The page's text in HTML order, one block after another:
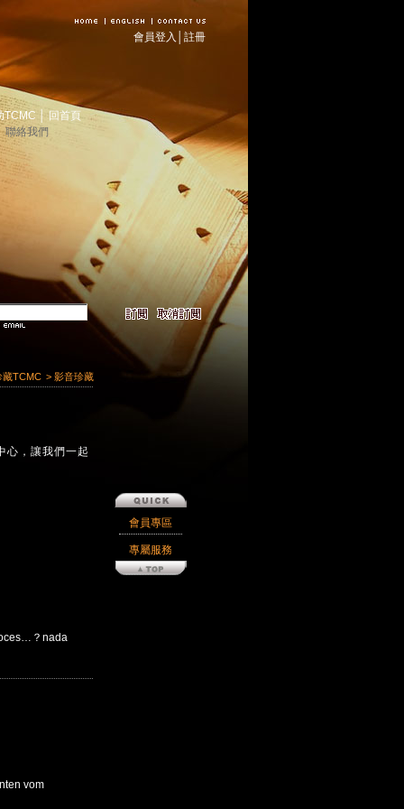
註冊
會員登入
TCMC │ 回首頁
聯絡我們
藏TCMC > 影音珍藏
心，讓我們一起
？nada
vom
會員專區
專屬服務